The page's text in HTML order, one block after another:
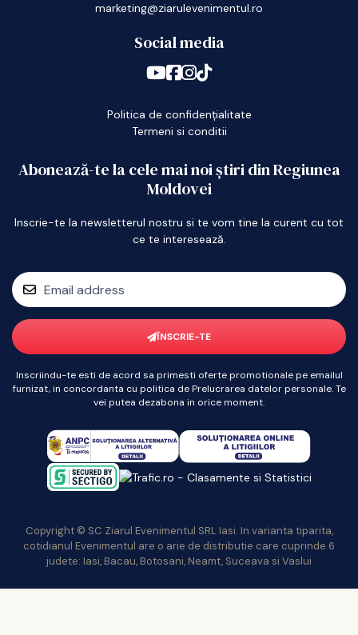
marketing@ziarulevenimentul.ro
Social media
Politica de confidențialitate
Termeni si conditii
Abonează-te la cele mai noi știri din Regiunea
Moldovei
Inscrie-te la newsletterul nostru si te vom tine la curent cu tot
ce te interesează.
ÎNSCRIE-TE
Inscriindu-te esti de acord sa primesti oferte promotionale pe emailul
furnizat, in concordanta cu politica de Prelucrarea datelor personale. Te
vei putea dezabona in orice moment.
Copyright © SC Ziarul Evenimentul SRL Iasi. In varianta tiparita,
cotidianul Evenimentul are o arie de distributie care cuprinde 6
judete: Iasi, Bacau, Botosani, Neamt, Suceava si Vaslui